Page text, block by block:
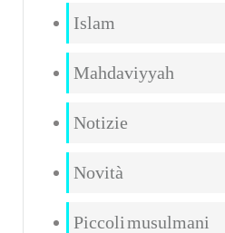
Islam
Mahdaviyyah
Notizie
Novità
Piccoli musulmani